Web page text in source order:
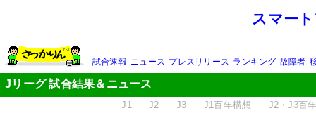
スマー
試合速報 ニュース プレスリリース ランキング 故障者
Jリーグ 試合結果＆ニュース
J1 J2 J3 J1百年構想 J2・J3百